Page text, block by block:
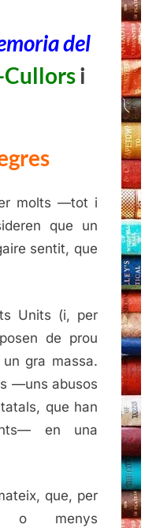
del
Black
Lives
Cullors
bandele,
Capitan
Swing,
del
Cullorsi
molts —tot i
que un
sentit, que
Units (i, per
de prou
gra massa.
—uns abusos
que han
en una
que, per
o menys